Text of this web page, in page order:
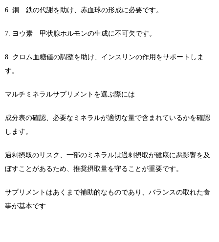
6. 銅 鉄の代謝を助け、赤血球の形成に必要です。
7. ヨウ素 甲状腺ホルモンの生成に不可欠です。
8. クロム血糖値の調整を助け、インスリンの作用をサポートしま
す。
マルチミネラルサプリメントを選ぶ際には
成分表の確認、必要なミネラルが適切な量で含まれているかを確認
します。
過剰摂取のリスク、一部のミネラルは過剰摂取が健康に悪影響を及
ぼすことがあるため、推奨摂取量を守ることが重要です。
サプリメントはあくまで補助的なものであり、バランスの取れた食
事が基本です